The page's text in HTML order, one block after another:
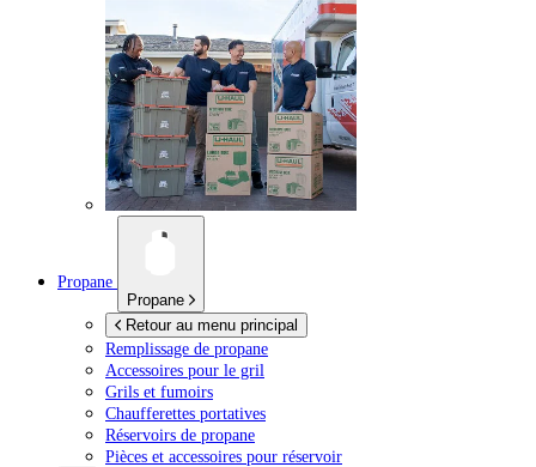
Propane
Propane
Retour au menu principal
Remplissage de propane
Accessoires pour le gril
Grils et fumoirs
Chaufferettes portatives
Réservoirs de propane
Pièces et accessoires pour réservoir